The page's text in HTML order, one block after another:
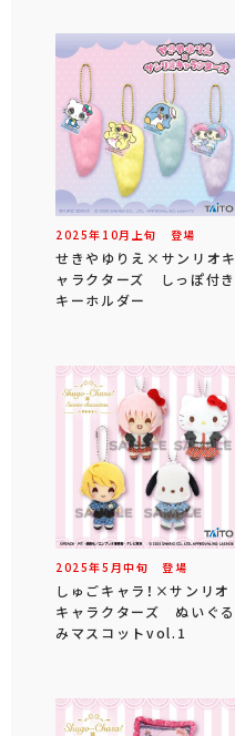
2025年 10月 上旬 登場
せきやゆりえ×サンリオキ
ャラクターズ しっぽ付き
キーホルダー
2025年5 月中旬 登場
しゅごキャラ！×サンリオ
キャラクターズ ぬいぐる
みマスコットvol.1